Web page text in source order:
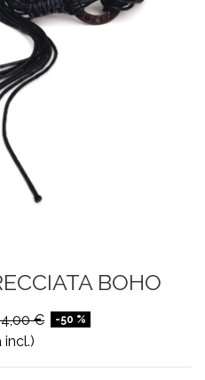
BOHO
€ -50 %
incl.)